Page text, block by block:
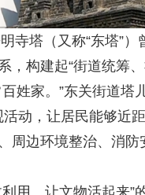
（又称“东塔”）
构建起“街道统筹
家。”东关街道塔
动，让居民能够近
边环境整治、消防
、让文物活起来”